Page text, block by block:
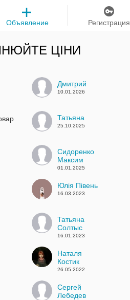
Регистрация
Объявление
ЦІНИ
Дмитрий
10.01.2026
Татьяна
25.10.2025
Сидоренко
Максим
01.01.2025
Юлія Півень
16.03.2023
Татьяна
Солтыс
16.01.2023
Наталя
Костик
26.05.2022
Сергей
Лебедев